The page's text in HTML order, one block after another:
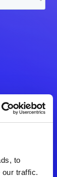
to
our traffic.